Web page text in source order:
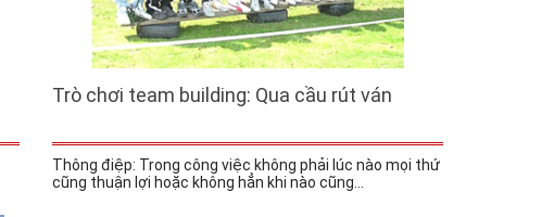
Trò chơi team building: Qua cầu rút ván
Thông điệp: Trong công việc không phải lúc nào mọi thứ
cũng thuận lợi hoặc không hẳn khi nào cũng...